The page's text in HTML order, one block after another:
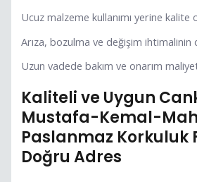
Ucuz malzeme kullanımı yerine kalite
Arıza, bozulma ve değişim ihtimalinin
Uzun vadede bakım ve onarım
Kaliteli ve Uygun
Mustafa-Kemal-
Paslanmaz Korkuluk
Doğru Adres